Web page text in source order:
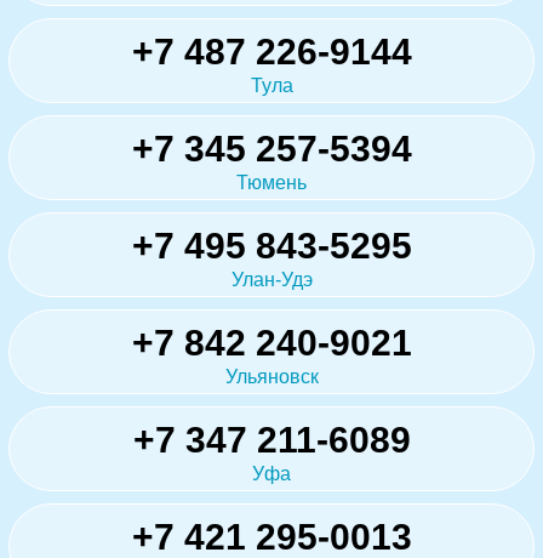
+7 487 226-9144
Тула
+7 345 257-5394
Тюмень
+7 495 843-5295
Улан-Удэ
+7 842 240-9021
Ульяновск
+7 347 211-6089
Уфа
+7 421 295-0013